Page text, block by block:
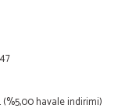
(%5,00 havale indirimi)